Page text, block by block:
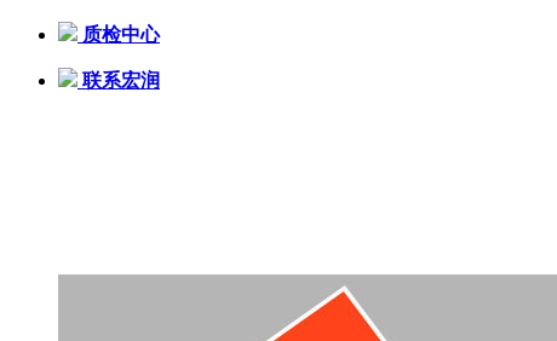
质检中心
联系宏润